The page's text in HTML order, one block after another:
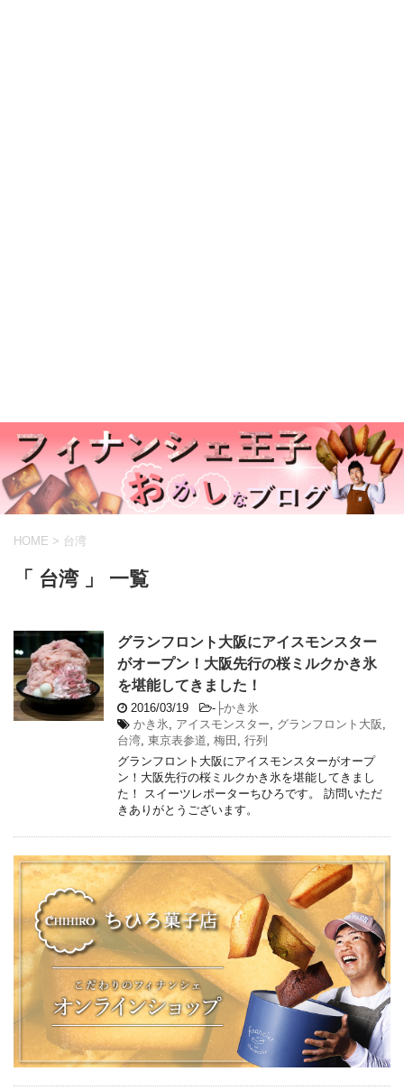
HOME > 台湾
「 台湾 」 一覧
グランフロント大阪にアイスモンスター
がオープン！大阪先行の桜ミルクかき氷
を堪能してきました！
2016/03/19 - ├かき氷
かき氷
アイスモンスター グランフロント大阪
台湾 東京表参道 梅田
行列
グランフロント大阪にアイスモンスターがオープ
ン！大阪先行の桜ミルクかき氷を堪能してきまし
た！ スイーツレポーターちひろです。 訪問いただ
きありがとうございます。